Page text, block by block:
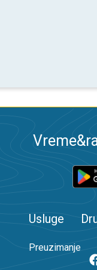
Usluge
Preuzimanje